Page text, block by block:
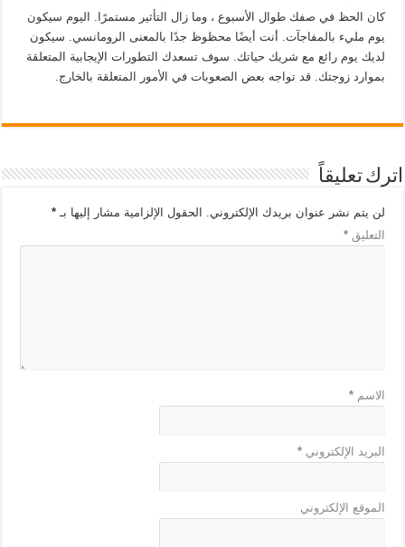
كان الحظ في صفك طوال الأسبوع ، وما زال التأثير مستمرًا. اليوم سيكون
يوم مليء بالمفاجآت. أنت أيضًا محظوظ جدًا بالمعنى الرومانسي. سيكون
لديك يوم رائع مع شريك حياتك. سوف تسعدك التطورات الإيجابية المتعلقة
بموارد زوجتك. قد تواجه بعض الصعوبات في الأمور المتعلقة بالخارج.
اترك تعليقاً
لن يتم نشر عنوان بريدك الإلكتروني. الحقول الإلزامية مشار إليها بـ*
التعليق*
الاسم*
البريد الإلكتروني*
الموقع الإلكتروني